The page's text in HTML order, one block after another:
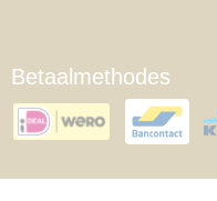
Betaalmethodes